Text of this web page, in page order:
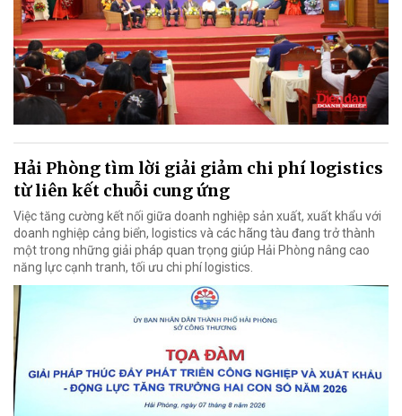
Hải Phòng tìm lời giải giảm chi phí logistics
từ liên kết chuỗi cung ứng
Việc tăng cường kết nối giữa doanh nghiệp sản xuất, xuất khẩu với
doanh nghiệp cảng biển, logistics và các hãng tàu đang trở thành
một trong những giải pháp quan trọng giúp Hải Phòng nâng cao
năng lực cạnh tranh, tối ưu chi phí logistics.